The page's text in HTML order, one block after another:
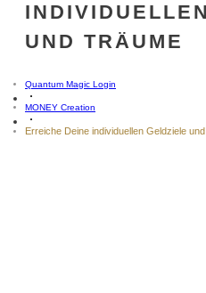
UND TRÄUME
Quantum Magic Login
MONEY Creation
Erreiche Deine individuellen Geldziele